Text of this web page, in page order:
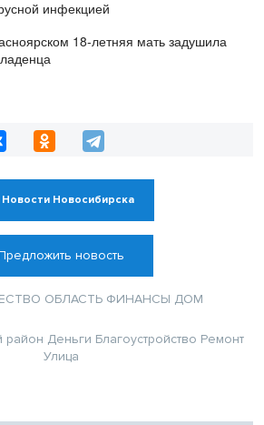
инфекцией
18-летняя мать задушила
Новости Новосибирска
новость
ОБЛАСТЬ ФИНАНСЫ ДОМ
район Деньги Благоустройство Ремонт
Улица